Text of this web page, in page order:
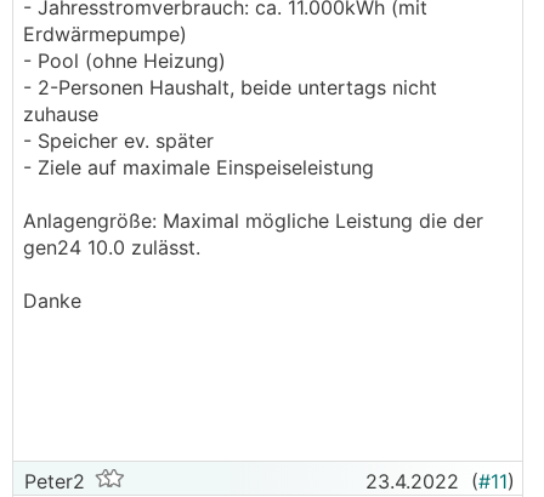
- Jahresstromverbrauch: ca. 11.000kWh (mit
Erdwärmepumpe)
- Pool (ohne Heizung)
- 2-Personen Haushalt, beide untertags nicht
zuhause
- Speicher ev. später
- Ziele auf maximale Einspeiseleistung
Anlagengröße: Maximal mögliche Leistung die der
gen24 10.0 zulässt.
Danke
Peter2 23.4.2022 (#11)